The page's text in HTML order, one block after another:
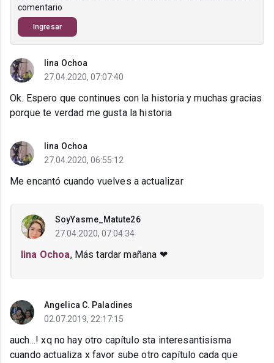
comentario
Ingresar
lina Ochoa
27.04.2020, 07:07:40
Ok. Espero que continues con la historia y muchas gracias
porque te verdad me gusta la historia
lina Ochoa
27.04.2020, 06:55:12
Me encantó cuando vuelves a actualizar
SoyYasme_Matute26
27.04.2020, 07:04:34
lina Ochoa, Más tardar mañana ❤
Angelica C. Paladines
02.07.2019, 22:17:15
auch...! xq no hay otro capítulo sta interesantisisma
cuando actualiza x favor sube otro capítulo cada que